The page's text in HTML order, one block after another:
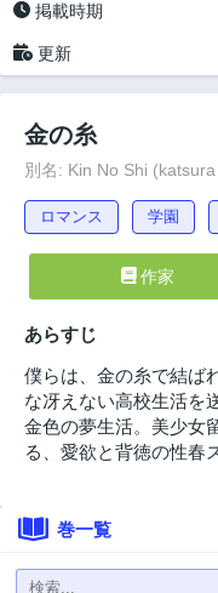
掲載時期
更新
金の糸
別名: Kin No Shi
ロマンス 学園
作家
あらすじ
僕らは、金の糸で結ば
な冴えない高校生活を
金色の夢生活。美少女
る、愛欲と背徳の性春
巻一覧